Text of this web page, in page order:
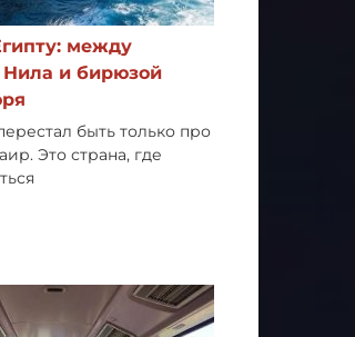
между
Нила и бирюзой
быть только про
Это страна, где